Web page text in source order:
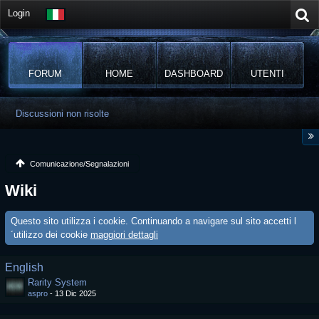
Login
FORUM HOME DASHBOARD UTENTI
Discussioni non risolte
Comunicazione/Segnalazioni
Wiki
Questo sito utilizza i cookie. Continuando a navigare sul sito accetti l
´utilizzo dei cookie maggiori dettagli
English
Rarity System
aspro - 13 Dic 2025